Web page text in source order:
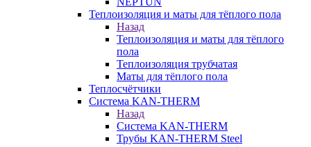
Теплоизоляция и маты для тёплого пола
Назад
Теплоизоляция и маты для тёплого
пола
Теплоизоляция трубчатая
Маты для тёплого пола
Теплосчётчики
Система KAN-THERM
Назад
Система KAN-THERM
Трубы KAN-THERM Steel